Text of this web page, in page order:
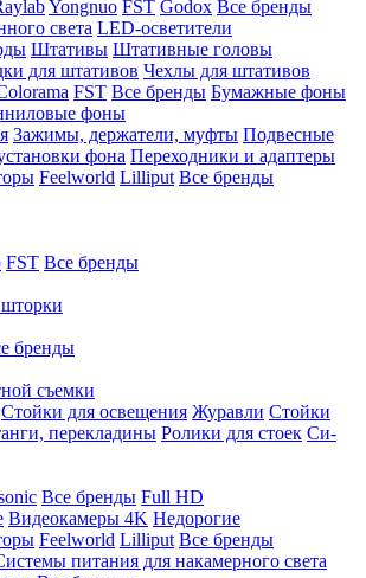
Yongnuo FST Godox Все бренды
света LED-осветители
Штативы Штативные головы
для штативов Чехлы для штативов
FST Все бренды Бумажные фоны
фоны
Зажимы, держатели, муфты Подвесные
фона Переходники и адаптеры
Feelworld Lilliput Все бренды
FST Все бренды
бренды
съемки
Стойки для освещения Журавли Стойки
перекладины Ролики для стоек Си-
Все бренды Full HD
Видеокамеры 4K Недорогие
Feelworld Lilliput Все бренды
питания для накамерного света